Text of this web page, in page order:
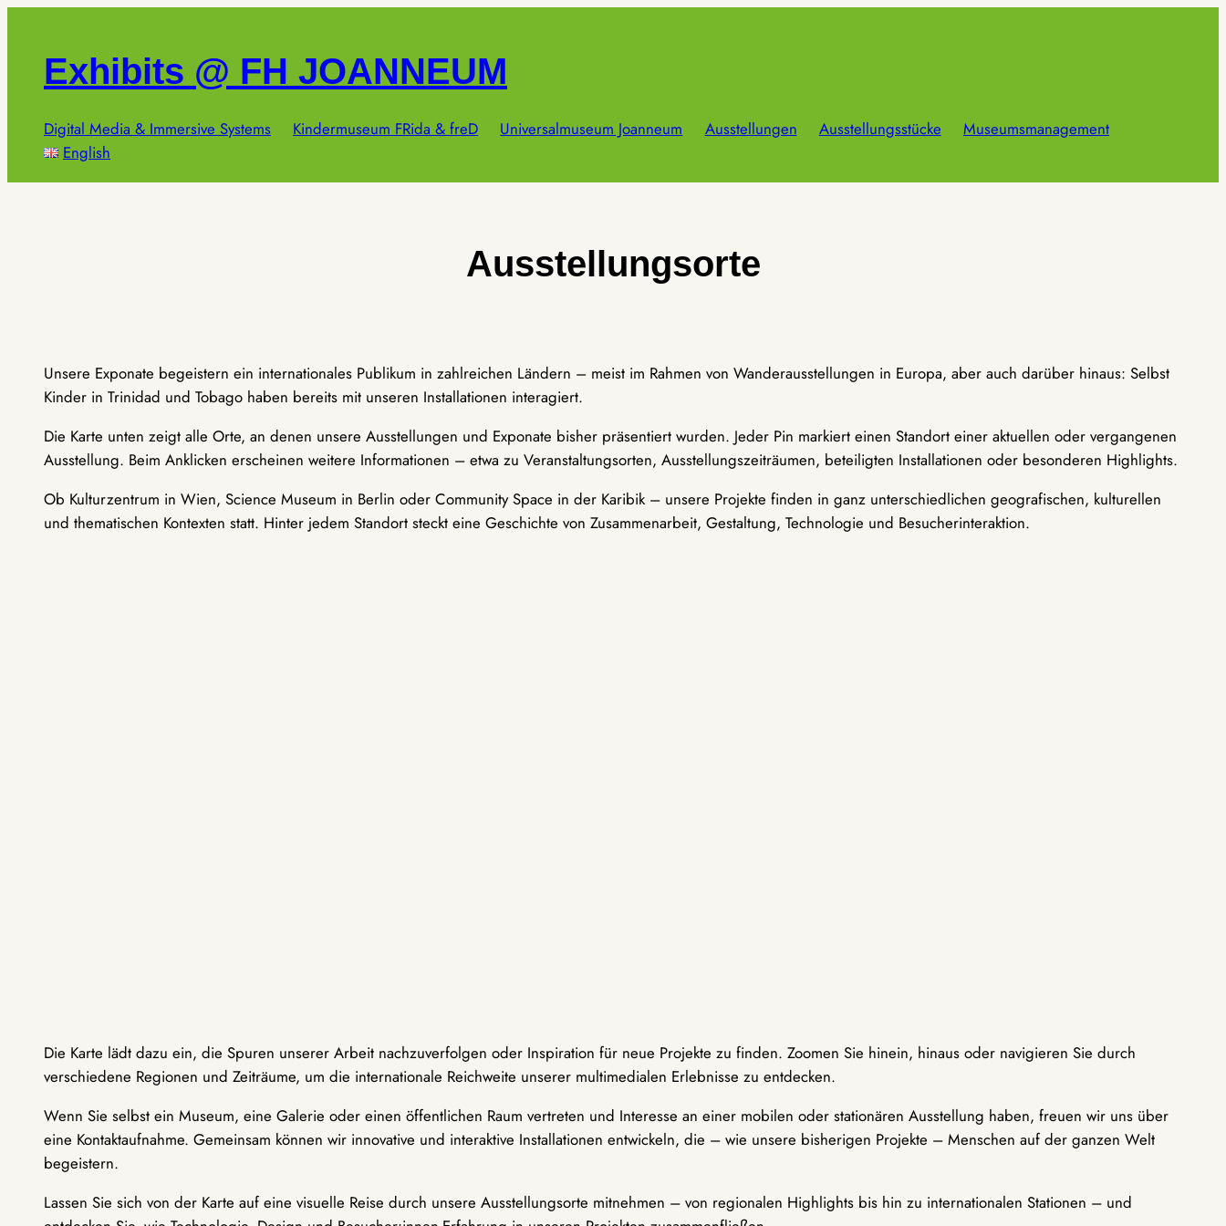
springenExhibits @ FH JOANNEUM
Digital Media & Immersive Systems Kindermuseum FRida & freD Universalmuseum Joanneum Ausstellungen Ausstellungsstücke
Museumsmanagement
English
Ausstellungsorte
Unsere Exponate begeistern ein internationales Publikum in zahlreichen Ländern – meist im Rahmen von Wanderausstellungen in Europa, aber auch darüber hinaus: Selbst
Kinder in Trinidad und Tobago haben bereits mit unseren Installationen interagiert.
Die Karte unten zeigt alle Orte, an denen unsere Ausstellungen und Exponate bisher präsentiert wurden. Jeder Pin markiert einen Standort einer aktuellen oder vergangenen
Ausstellung. Beim Anklicken erscheinen weitere Informationen – etwa zu Veranstaltungsorten, Ausstellungszeiträumen, beteiligten Installationen oder besonderen Highlights.
Ob Kulturzentrum in Wien, Science Museum in Berlin oder Community Space in der Karibik – unsere Projekte finden in ganz unterschiedlichen geografischen, kulturellen
und thematischen Kontexten statt. Hinter jedem Standort steckt eine Geschichte von Zusammenarbeit, Gestaltung, Technologie und Besucherinteraktion.
Die Karte lädt dazu ein, die Spuren unserer Arbeit nachzuverfolgen oder Inspiration für neue Projekte zu finden. Zoomen Sie hinein, hinaus oder navigieren Sie durch
verschiedene Regionen und Zeiträume, um die internationale Reichweite unserer multimedialen Erlebnisse zu entdecken.
Wenn Sie selbst ein Museum, eine Galerie oder einen öffentlichen Raum vertreten und Interesse an einer mobilen oder stationären Ausstellung haben, freuen wir uns über
eine Kontaktaufnahme. Gemeinsam können wir innovative und interaktive Installationen entwickeln, die – wie unsere bisherigen Projekte – Menschen auf der ganzen Welt
begeistern.
Lassen Sie sich von der Karte auf eine visuelle Reise durch unsere Ausstellungsorte mitnehmen – von regionalen Highlights bis hin zu internationalen Stationen – und